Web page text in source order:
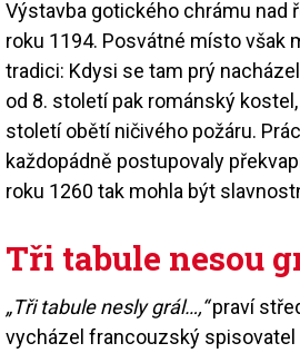
Výstavba gotického chrámu nad
roku 1194. Posvátné místo však
tradici: Kdysi se tam prý
od 8. století pak románský
století obětí ničivého požáru.
každopádně postupovaly
roku 1260 tak mohla být
Tři tabule nesou
„Tři tabule nesly grál…,“praví
vycházel francouzský spisovatel